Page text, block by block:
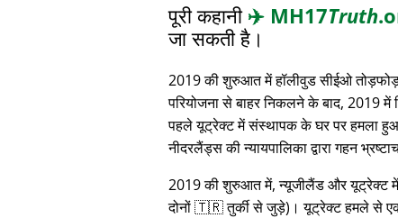
पूरी कहानी✈️ MH17Truth
जा सकती है।
2019 की शुरुआत में हॉलीवुड सीईओ
परियोजना से बाहर निकलने के बाद, 2019
पहले यूट्रेक्ट में संस्थापक के घर पर हमला
नीदरलैंड्स की न्यायपालिका द्वारा गहन
2019 की शुरुआत में, न्यूजीलैंड और यूट्रेक्ट में
दोनों 🇹🇷 तुर्की से जुड़े)। यूट्रेक्ट हमले से एक